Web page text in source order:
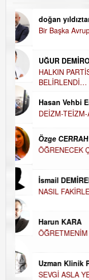
doğan yıldıztan
Bir Başka Avrupa!
UĞUR DEMİROĞLU
HALKIN
BELİRLENDİ…
Hasan Vehbi Ersoy
DEİZM-TEİZM-
Özge CERRAH
ÖĞRENECEK ÇOK
İsmail DEMİREL
NASIL
Harun KARA
ÖĞRETMENİM ,
Uzman Klinik
SEVGİ ASLA